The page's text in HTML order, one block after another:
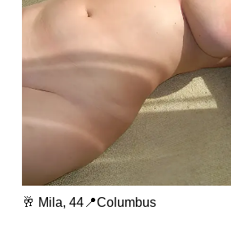
🥂 Mila, 44📍Columbus